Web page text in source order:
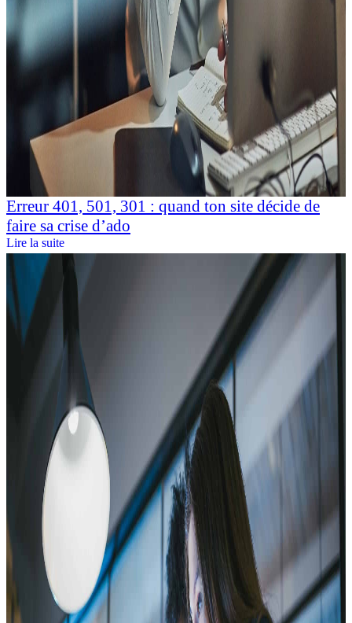
Erreur 401, 501, 301 : quand ton site décide de
faire sa crise d’ado
Lire la suite